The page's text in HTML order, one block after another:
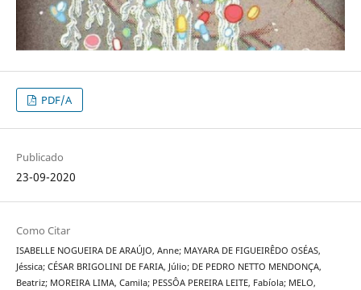
PDF/A
Publicado
23-09-2020
Como Citar
ISABELLE NOGUEIRA DE ARAÚJO, Anne; MAYARA DE FIGUEIRÊDO OSÉAS,
Jéssica; CÉSAR BRIGOLINI DE FARIA, Júlio; DE PEDRO NETTO MENDONÇA,
Beatriz; MOREIRA LIMA, Camila; PESSÔA PEREIRA LEITE, Fabíola; MELO,